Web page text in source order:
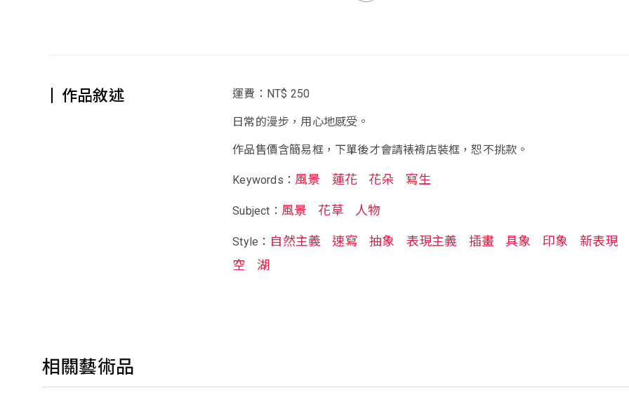
作品敘述 運費：NT$ 250
日常的漫步，用心地感受。
作品售價含簡易框，下單後才會請裱褙店裝框，恕不挑款。
Keywords： 風景 蓮花 花朵 寫生
Subject： 風景 花草 人物
Style： 自然主義 速寫 抽象 表現主義 插畫 具象 印象
新表現
空
湖
相關藝術品